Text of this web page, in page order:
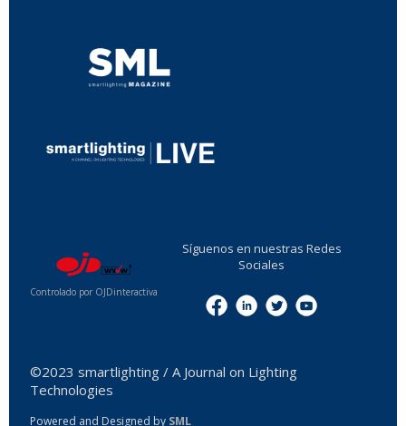
Controlado por OJDinteractiva
Síguenos en nuestras Redes
Sociales
©2023 smartlighting / A Journal on Lighting
Technologies
Powered and Designed by SML